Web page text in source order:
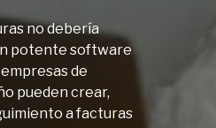
no debería
potente software
de
pueden crear,
a facturas